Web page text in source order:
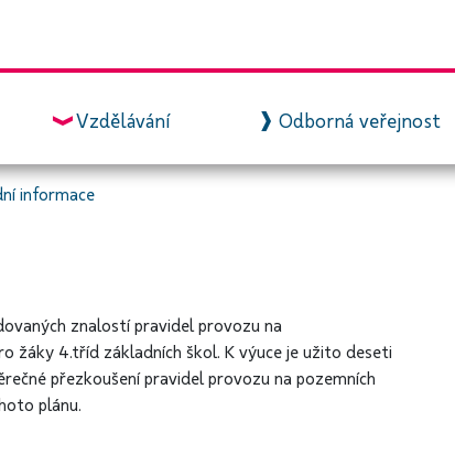
Vzdělávání Odborná veřejnost
informace
znalostí pravidel provozu na
žáky 4.tříd základních škol. K výuce je užito deseti
přezkoušení pravidel provozu na pozemních
plánu.